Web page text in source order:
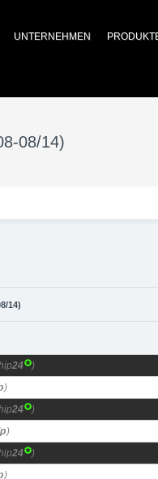
UNTERNEHMEN
08/14)
14)
24 )
)
24 )
)
24 )
)